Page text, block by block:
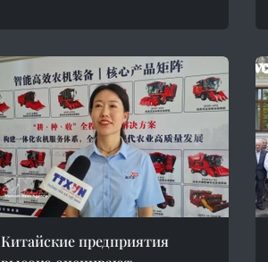
Китайские предприятия